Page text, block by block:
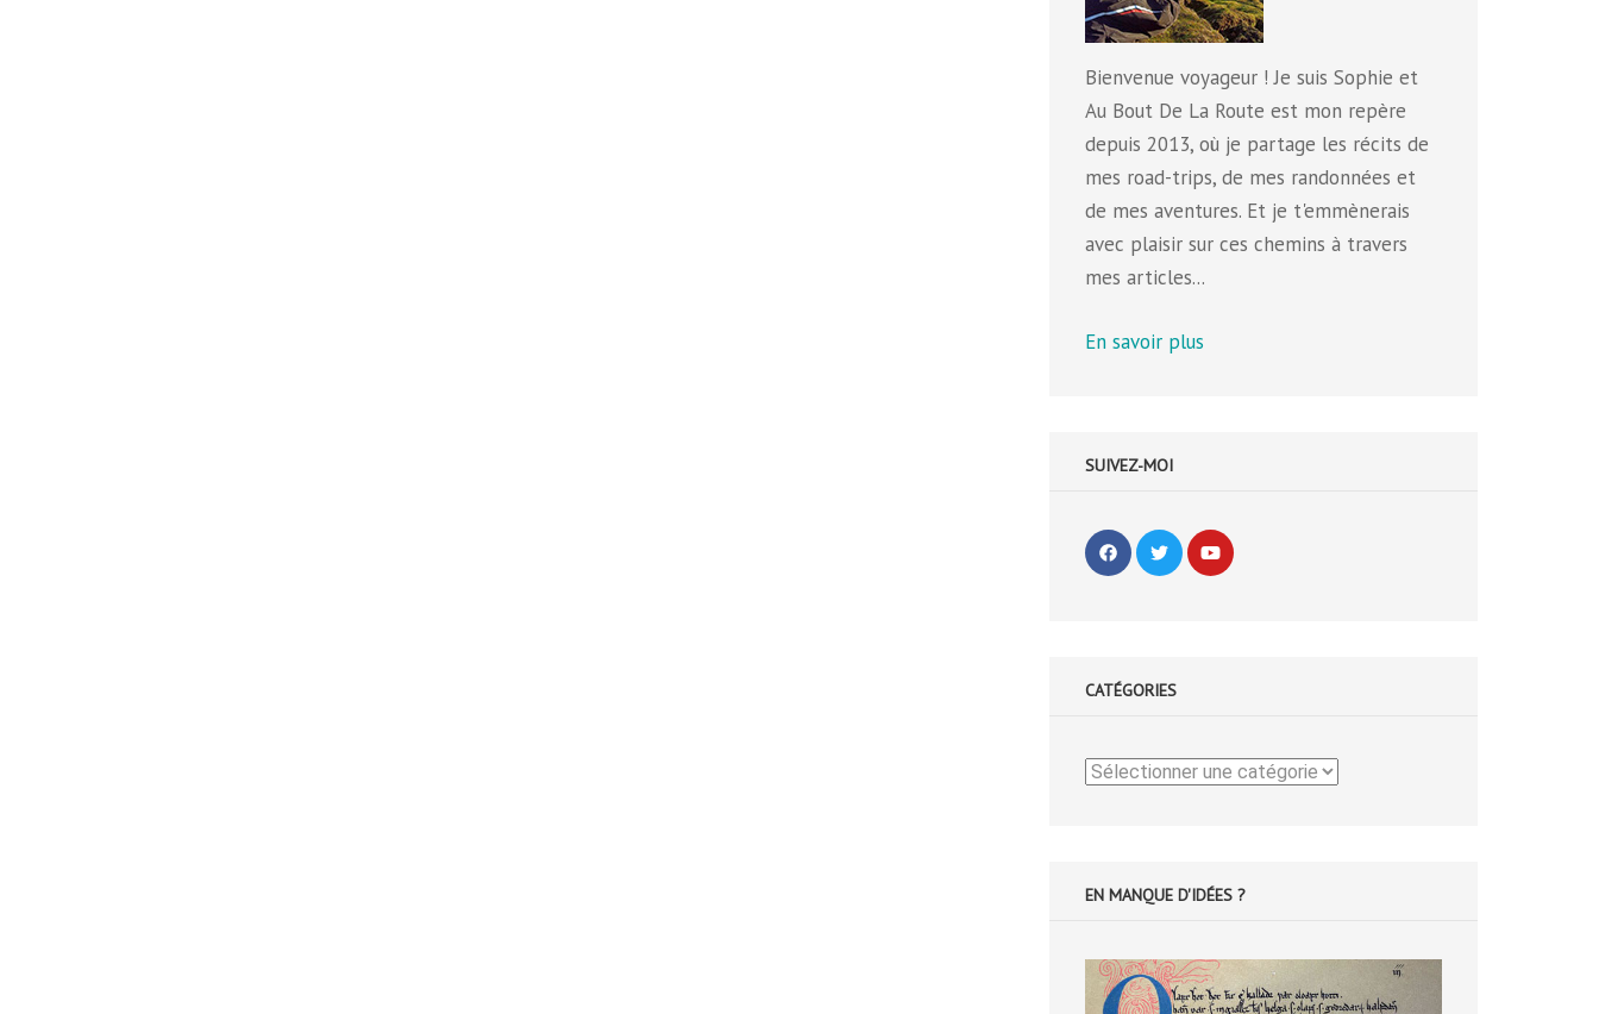
Bienvenue voyageur ! Je suis Sophie et
Au Bout De La Route est mon repère
depuis 2013, où je partage les récits de
mes road-trips, de mes randonnées et
de mes aventures. Et je t'emmènerais
avec plaisir sur ces chemins à travers
mes articles...
En savoir plus
SUIVEZ-MOI
CATÉGORIES
Catégories
EN MANQUE D'IDÉES ?